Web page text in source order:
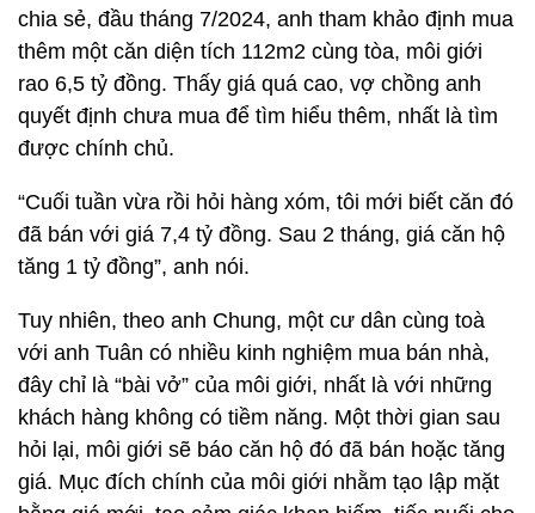
chia sẻ, đầu tháng 7/2024, anh tham khảo định mua
thêm một căn diện tích 112m2 cùng tòa, môi giới
rao 6,5 tỷ đồng. Thấy giá quá cao, vợ chồng anh
quyết định chưa mua để tìm hiểu thêm, nhất là tìm
được chính chủ.
“Cuối tuần vừa rồi hỏi hàng xóm, tôi mới biết căn đó
đã bán với giá 7,4 tỷ đồng. Sau 2 tháng, giá căn hộ
tăng 1 tỷ đồng”, anh nói.
Tuy nhiên, theo anh Chung, một cư dân cùng toà
với anh Tuân có nhiều kinh nghiệm mua bán nhà,
đây chỉ là “bài vở” của môi giới, nhất là với những
khách hàng không có tiềm năng. Một thời gian sau
hỏi lại, môi giới sẽ báo căn hộ đó đã bán hoặc tăng
giá. Mục đích chính của môi giới nhằm tạo lập mặt